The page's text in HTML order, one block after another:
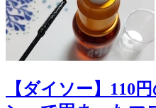
【ダイソー】110